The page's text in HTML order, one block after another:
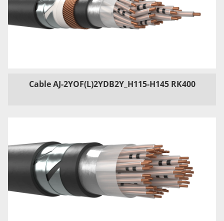
Cable AJ-2YOF(L)2YDB2Y_H115-H145 RK400